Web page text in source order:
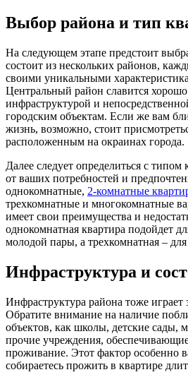
Выбор района и тип
На следующем этапе предстоит
состоит из нескольких районов,
своими уникальными
Центральный район славится хорошо
инфраструктурой и
городским объектам. Если же вам
жизнь, возможно, стоит
расположенным на окраинах города.
Далее следует определиться с
от ваших потребностей и
однокомнатные, 2-комнатные
трехкомнатные и многокомнатные
имеет свои преимущества и
однокомнатная квартира подойдет
молодой пары, а трехкомнатная –
Инфраструктура и
Инфраструктура района тоже играет
Обратите внимание на наличие
объектов, как школы, детские сады,
прочие учреждения,
проживание. Этот фактор особенно
собираетесь прожить в квартире